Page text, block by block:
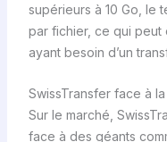
supérieurs à 10 Go, le
par fichier, ce qui peut
ayant besoin d’un
SwissTransfer face à
Sur le marché,
face à des géants